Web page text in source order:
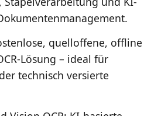
quelloffene, offline
Lösung – ideal für
technisch versierte